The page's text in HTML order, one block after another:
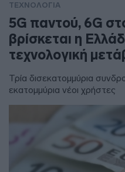
ΤΕΧΝΟΛΟΓΙΑ
5G παντού, 6G
βρίσκεται η
τεχνολογική
Τρία δισεκατομμύρια
εκατομμύρια νέοι χρήστες